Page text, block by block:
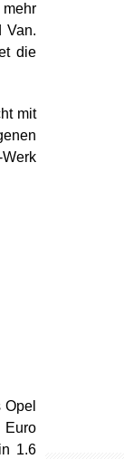
Van.
die
mit
Euro
1.6